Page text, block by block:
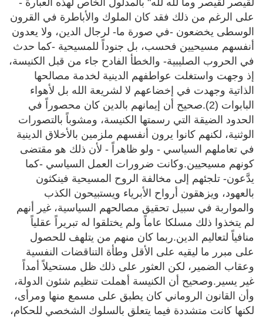
لقيصر لقيصر وما لله لله" بالمدلول الخاص لهذه العبارة -
على الرغم من ذلك فقد كان الملوك والأباطرة في القرون
الوسطى يخضعون -في صورة ما- لرجال الدين، ولا يعدون
أنفسهم مسيحيين فحسب، بل جنوداً للمسيحية -كما حدث
في الحروب الصليبية- والخطأ الفادح جاء من قبل الكنيسة،
إذ وجهت واستغلت عواطفهم الدينية لخدمة مصالحها
الذاتية وجهدت في إخضاعهم لا لشريعة الله بل لأهواء
البابوات (2).صحيح أن إيمانهم بالدين كان محصوراً في
الحدود الضيقة التي رسمتها الكنيسة، ومشوباً بالتصورات
الوثنية، لكنهم كانوا يرون أنفسهم ملزمين بالأخلاق الدينية
في تعاملهم السياسي - ولو ظاهراً - لأن ذلك هو مقتضى
كونهم مسيحيين.وكانت ضرورات العمل السياسي -كما
يدَّعون- تلجئهم إلى مخالفة الروح المسيحية فينكثون
بالعهود، ويزهقون أرواح الأبرياء ويستبيحون الكذب
والمواربة في سبيل تحقيق مصالحهم السياسية، غير أنهم
لم يتخذوا ذلك مسلكا عاماً ولم يختلقوا له تبريراً عقلياً
منافياً لتعاليم الدين.ربما كان منهم من يتلهف للحصول
على مبرر ما ليقيه على الأقل وطأة التناقضات النفسية
وعقاب الضمير، لكن العثور على ذلك ظل مستحيلاً أمداً
غير يسير.وصحيح أن الكنيسة أهملت تنظيم شئون الدولة،
وأن القانون الروماني كان يطبق على مسمع منها ومرأى،
لكنها كانت متشددة فيما يتعلق بالسلوك الشخصي للحكام،